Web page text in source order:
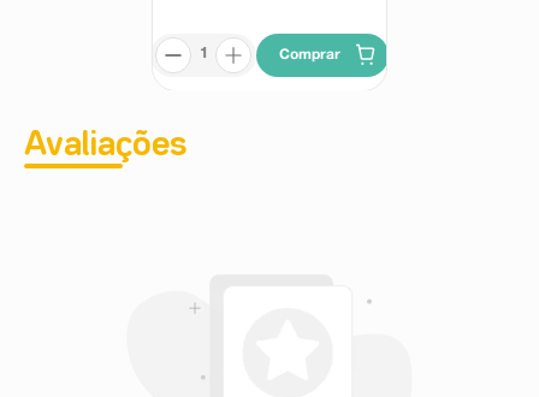
Comprar
Avaliações